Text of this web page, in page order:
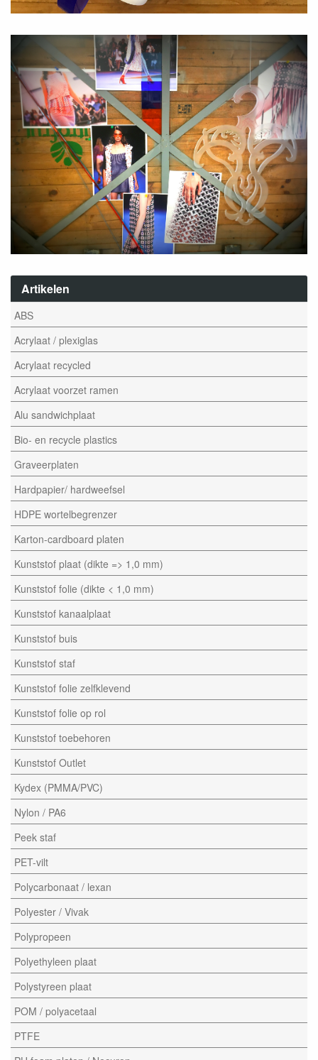
Artikelen
ABS
Acrylaat / plexiglas
Acrylaat recycled
Acrylaat voorzet ramen
Alu sandwichplaat
Bio- en recycle plastics
Graveerplaten
Hardpapier/ hardweefsel
HDPE wortelbegrenzer
Karton-cardboard platen
Kunststof plaat (dikte => 1,0 mm)
Kunststof folie (dikte < 1,0 mm)
Kunststof kanaalplaat
Kunststof buis
Kunststof staf
Kunststof folie zelfklevend
Kunststof folie op rol
Kunststof toebehoren
Kunststof Outlet
Kydex (PMMA/PVC)
Nylon / PA6
Peek staf
PET-vilt
Polycarbonaat / lexan
Polyester / Vivak
Polypropeen
Polyethyleen plaat
Polystyreen plaat
POM / polyacetaal
PTFE